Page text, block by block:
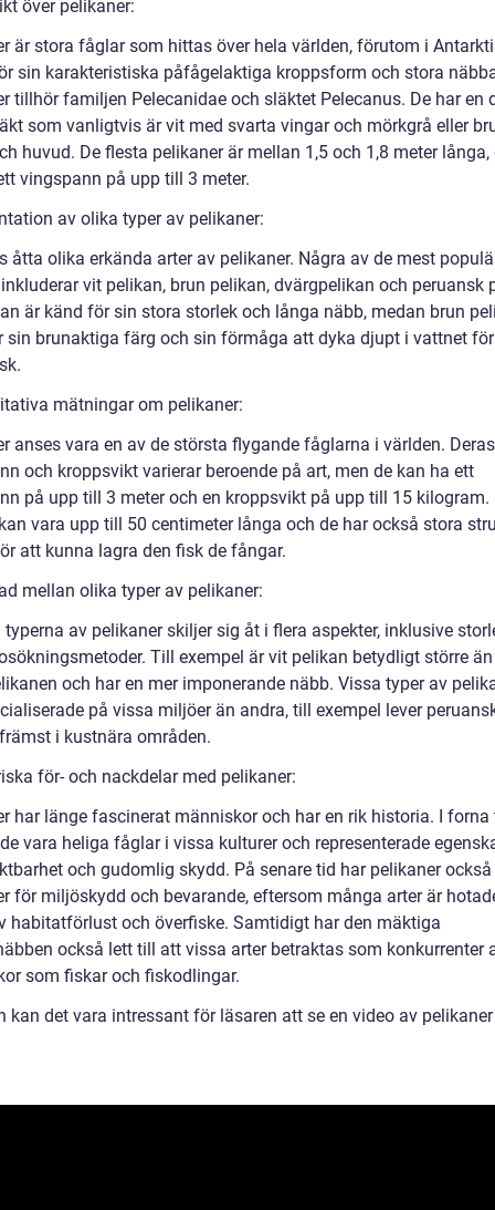
över pelikaner:
är stora fåglar som hittas över hela världen, förutom i
sin karakteristiska påfågelaktiga kroppsform och stora
tillhör familjen Pelecanidae och släktet Pelecanus. De har en
som vanligtvis är vit med svarta vingar och mörkgrå eller
huvud. De flesta pelikaner är mellan 1,5 och 1,8 meter långa,
vingspann på upp till 3 meter.
av olika typer av pelikaner:
åtta olika erkända arter av pelikaner. Några av de mest
vit pelikan, brun pelikan, dvärgpelikan och peruansk
är känd för sin stora storlek och långa näbb, medan brun
sin brunaktiga färg och sin förmåga att dyka djupt i vattnet
mätningar om pelikaner:
anses vara en av de största flygande fåglarna i världen. Deras
och kroppsvikt varierar beroende på art, men de kan ha ett
på upp till 3 meter och en kroppsvikt på upp till 15 kilogram.
vara upp till 50 centimeter långa och de har också stora
att kunna lagra den fisk de fångar.
mellan olika typer av pelikaner:
typerna av pelikaner skiljer sig åt i flera aspekter, inklusive
Till exempel är vit pelikan betydligt större än
och har en mer imponerande näbb. Vissa typer av
på vissa miljöer än andra, till exempel lever
i kustnära områden.
för- och nackdelar med pelikaner:
har länge fascinerat människor och har en rik historia. I forna
vara heliga fåglar i vissa kulturer och representerade
och gudomlig skydd. På senare tid har pelikaner
för miljöskydd och bevarande, eftersom många arter är
habitatförlust och överfiske. Samtidigt har den mäktiga
också lett till att vissa arter betraktas som konkurrenter
som fiskar och fiskodlingar.
kan det vara intressant för läsaren att se en video av